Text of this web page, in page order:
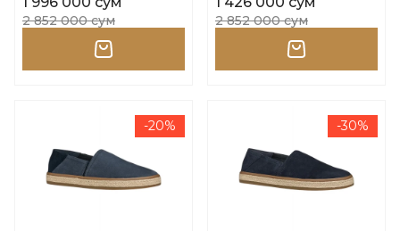
2 852 000 сум 2 852 000 сум
-20% -30%